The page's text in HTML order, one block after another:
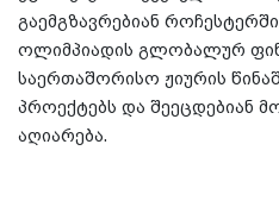
გაემგზავრებიან როჩესტერში
ოლიმპიადის გლობალურ
საერთაშორისო ჟიურის
პროექტებს და შეეცდებიან
აღიარება.